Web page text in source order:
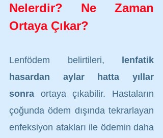
Nelerdir? Ne Zaman
Ortaya Çıkar?
Lenfödem belirtileri, lenfatik
hasardan aylar hatta yıllar
sonra ortaya çıkabilir. Hastaların
çoğunda ödem dışında tekrarlayan
enfeksiyon atakları ile ödemin daha